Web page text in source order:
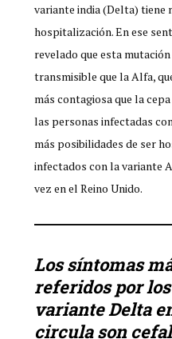
variante india (Delta) tiene
hospitalización. En ese
revelado que esta
transmisible que la Alfa,
más contagiosa que la
las personas infectadas
más posibilidades de ser
infectados con la variante
vez en el Reino Unido.
Los síntomas
referidos por
variante Delta
circula son